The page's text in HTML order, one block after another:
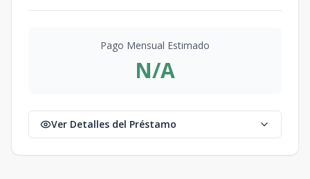
Pago Mensual Estimado
N/A
Ver Detalles del Préstamo